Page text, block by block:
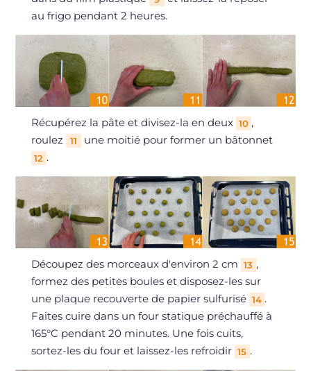
au frigo pendant 2 heures.
Récupérez la pâte et divisez-la en deux 10 ,
roulez
11 une moitié pour former un bâtonnet
12 .
Découpez des morceaux d'environ 2 cm 13 ,
formez des petites boules et disposez-les sur
une plaque recouverte de papier sulfurisé 14 .
Faites cuire dans un four statique préchauffé à
165°C pendant 20 minutes. Une fois cuits,
sortez-les du four et laissez-les refroidir 15 .